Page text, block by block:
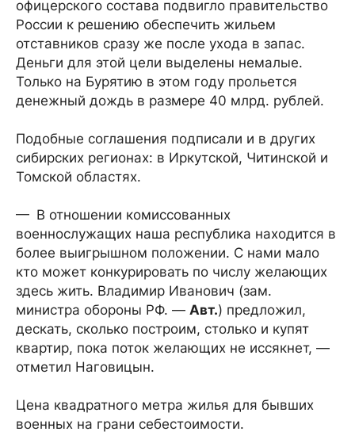
офицерского состава подвигло правительство
России к решению обеспечить жильем
отставников сразу же после ухода в запас.
Деньги для этой цели выделены немалые.
Только на Бурятию в этом году прольется
денежный дождь в размере 40 млрд. рублей.
Подобные соглашения подписали и в других
сибирских регионах: в Иркутской, Читинской и
Томской областях.
— В отношении комиссованных
военнослужащих наша республика находится в
более выигрышном положении. С нами мало
кто может конкурировать по числу желающих
здесь жить. Владимир Иванович (зам.
министра обороны РФ. — Авт.) предложил,
дескать, сколько построим, столько и купят
квартир, пока поток желающих не иссякнет, —
отметил Наговицын.
Цена квадратного метра жилья для бывших
военных на грани себестоимости.